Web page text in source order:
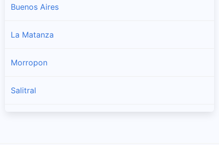
Buenos Aires
La Matanza
Morropon
Salitral